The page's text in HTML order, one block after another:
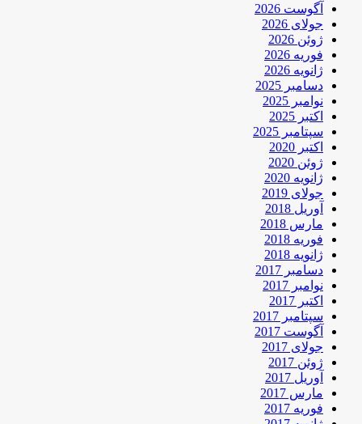
آگوست 2026
جولای 2026
ژوئن 2026
فوریه 2026
ژانویه 2026
دسامبر 2025
نوامبر 2025
اکتبر 2025
سپتامبر 2025
اکتبر 2020
ژوئن 2020
ژانویه 2020
جولای 2019
آوریل 2018
مارس 2018
فوریه 2018
ژانویه 2018
دسامبر 2017
نوامبر 2017
اکتبر 2017
سپتامبر 2017
آگوست 2017
جولای 2017
ژوئن 2017
آوریل 2017
مارس 2017
فوریه 2017